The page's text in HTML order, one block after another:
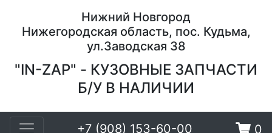
Нижний Новгород
Нижегородская область, пос. Кудьма,
ул.Заводская 38
"IN-ZAP" - КУЗОВНЫЕ ЗАПЧАСТИ
Б/У В НАЛИЧИИ
+7 (908) 153-60-00 0